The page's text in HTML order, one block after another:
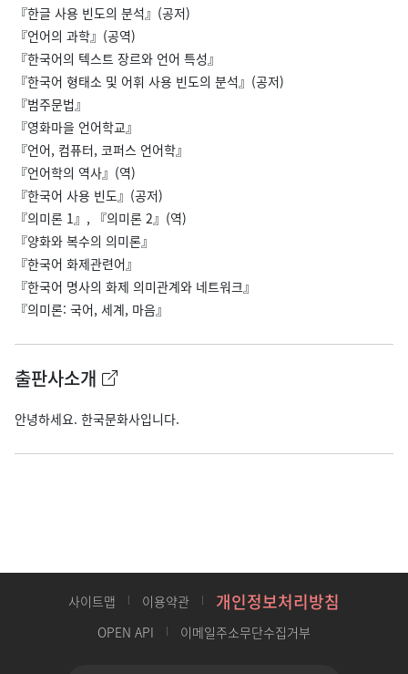
『한글 사용 빈도의 분석』(공저)
『언어의 과학』(공역)
『한국어의 텍스트 장르와 언어 특성』
『한국어 형태소 및 어휘 사용 빈도의 분석』(공저)
『범주문법』
『영화마을 언어학교』
『언어, 컴퓨터, 코퍼스 언어학』
『언어학의 역사』(역)
『한국어 사용 빈도』(공저)
『의미론 1』, 『의미론 2』(역)
『양화와 복수의 의미론』
『한국어 화제관련어』
『한국어 명사의 화제 의미관계와 네트워크』
『의미론: 국어, 세계, 마음』
출판사소개
안녕하세요. 한국문화사입니다.
사이트맵 이용약관 개인정보처리방침
OPEN API 이메일주소무단수집거부